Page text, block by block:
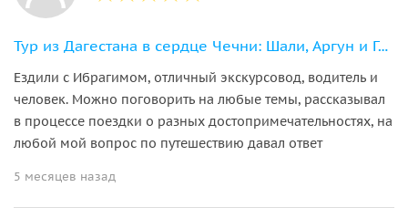
Тур из Дагестана в сердце Чечни: Шали, Аргун и Грозный
Ездили с Ибрагимом, отличный экскурсовод, водитель и
человек. Можно поговорить на любые темы, рассказывал
в процессе поездки о разных достопримечательностях, на
любой мой вопрос по путешествию давал ответ
5 месяцев назад